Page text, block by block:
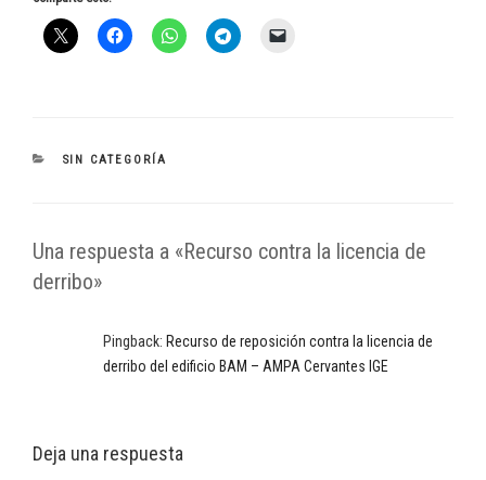
CATEGORÍAS
SIN CATEGORÍA
Una respuesta a «Recurso contra la licencia de
derribo»
Pingback: Recurso de reposición contra la licencia de
derribo del edificio BAM – AMPA Cervantes IGE
Deja una respuesta